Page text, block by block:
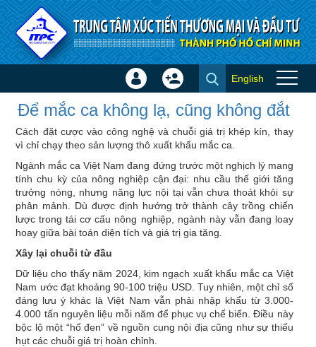
Truy cập nội dung luôn
Để mắc ca không lạ, cũng
không đắt - Tin trong nước
Đăng
Tạo
khoản
English
×
Để mắc ca không lạ, cũng không đắt
Cách đặt cược vào công nghệ và chuỗi giá trị khép kín, thay
vì chỉ chạy theo sản lượng thô xuất khẩu mắc ca.
Ngành mắc ca Việt Nam đang đứng trước một nghịch lý mang
tính chu kỳ của nông nghiệp cận đại: nhu cầu thế giới tăng
trưởng nóng, nhưng năng lực nội tại vẫn chưa thoát khỏi sự
phân mảnh. Dù được định hướng trở thành cây trồng chiến
lược trong tái cơ cấu nông nghiệp, ngành này vẫn đang loay
hoay giữa bài toán diện tích và giá trị gia tăng.
Xây lại chuỗi từ đầu
Dữ liệu cho thấy năm 2024, kim ngạch xuất khẩu mắc ca Việt
Nam ước đạt khoảng 90-100 triệu USD. Tuy nhiên, một chỉ số
đáng lưu ý khác là Việt Nam vẫn phải nhập khẩu từ 3.000-
4.000 tấn nguyên liệu mỗi năm để phục vụ chế biến. Điều này
bộc lộ một “hố đen” về nguồn cung nội địa cũng như sự thiếu
hụt các chuỗi giá trị hoàn chỉnh.